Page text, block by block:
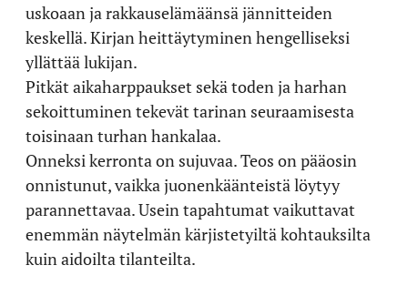
uskoaan ja rakkauselämäänsä jännitteiden
keskellä. Kirjan heittäytyminen hengelliseksi
yllättää lukijan.
Pitkät aikaharppaukset sekä toden ja harhan
sekoittuminen tekevät tarinan seuraamisesta
toisinaan turhan hankalaa.
Onneksi kerronta on sujuvaa. Teos on pääosin
onnistunut, vaikka juonenkäänteistä löytyy
parannettavaa. Usein tapahtumat vaikuttavat
enemmän näytelmän kärjistetyiltä kohtauksilta
kuin aidoilta tilanteilta.